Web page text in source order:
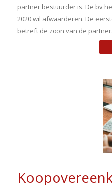
partner bestuurder is. De bv
2020 wil afwaarderen. De
betreft de zoon van de